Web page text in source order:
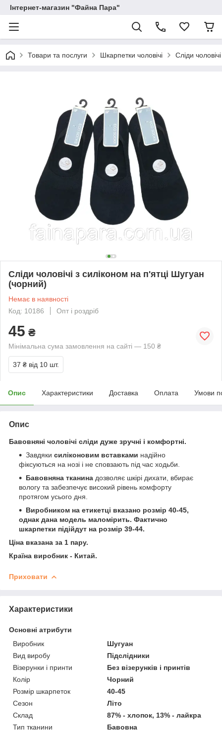
Інтернет-магазин "Файна Пара"
Товари та послуги Шкарпетки чоловічі Сліди чоловічі
Сліди чоловічі з силіконом на п'ятці Шугуан
(чорний)
Немає в наявності
Код: 10186
Опт і роздріб
45 ₴
Мінімальна сума замовлення на сайті — 150 ₴
37 ₴ від 10 шт.
Опис Характеристики Доставка Оплата Умови
Опис
Бавовняні чоловічі сліди дуже зручні і комфортні.
Завдяки силіконовим вставками надійно
фіксуються на нозі і не сповзають під час ходьби.
Бавовняна тканина дозволяє шкірі дихати, вбирає
вологу та забезпечує високий рівень комфорту
протягом усього дня.
Виробником на етикетці вказано розмір 40-45,
однак дана модель маломірить. Фактично
шкарпетки підійдут на розмір 39-44.
Ціна вказана за 1 пару.
Країна виробник - Китай.
Приховати
Характеристики
Основні атрибути
Виробник
Шугуан
Вид виробу
Підслідники
Візерунки і принти
Без візерунків і принтів
Колір
Чорний
Розмір шкарпеток
40-45
Сезон
Літо
Склад
87% - хлопок, 13% - лайкра
Тип тканини
Бавовна